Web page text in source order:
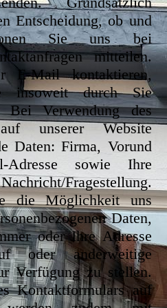
Entscheidung, ob und
Sie uns bei
mitteilen.
E-Mail kontaktieren,
insoweit durch Sie
Bei Verwendung des
unserer Website
Daten: Firma, Vorund
Adresse sowie Ihre
Fragestellung.
die Möglichkeit uns
Daten,
oder Ihre Adresse
oder anderweitige
Verfügung zu stellen.
Kontaktformulars auf